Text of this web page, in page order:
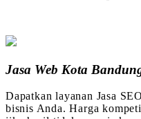
Jasa Web Kota
Dapatkan layanan Jasa
bisnis Anda. Harga